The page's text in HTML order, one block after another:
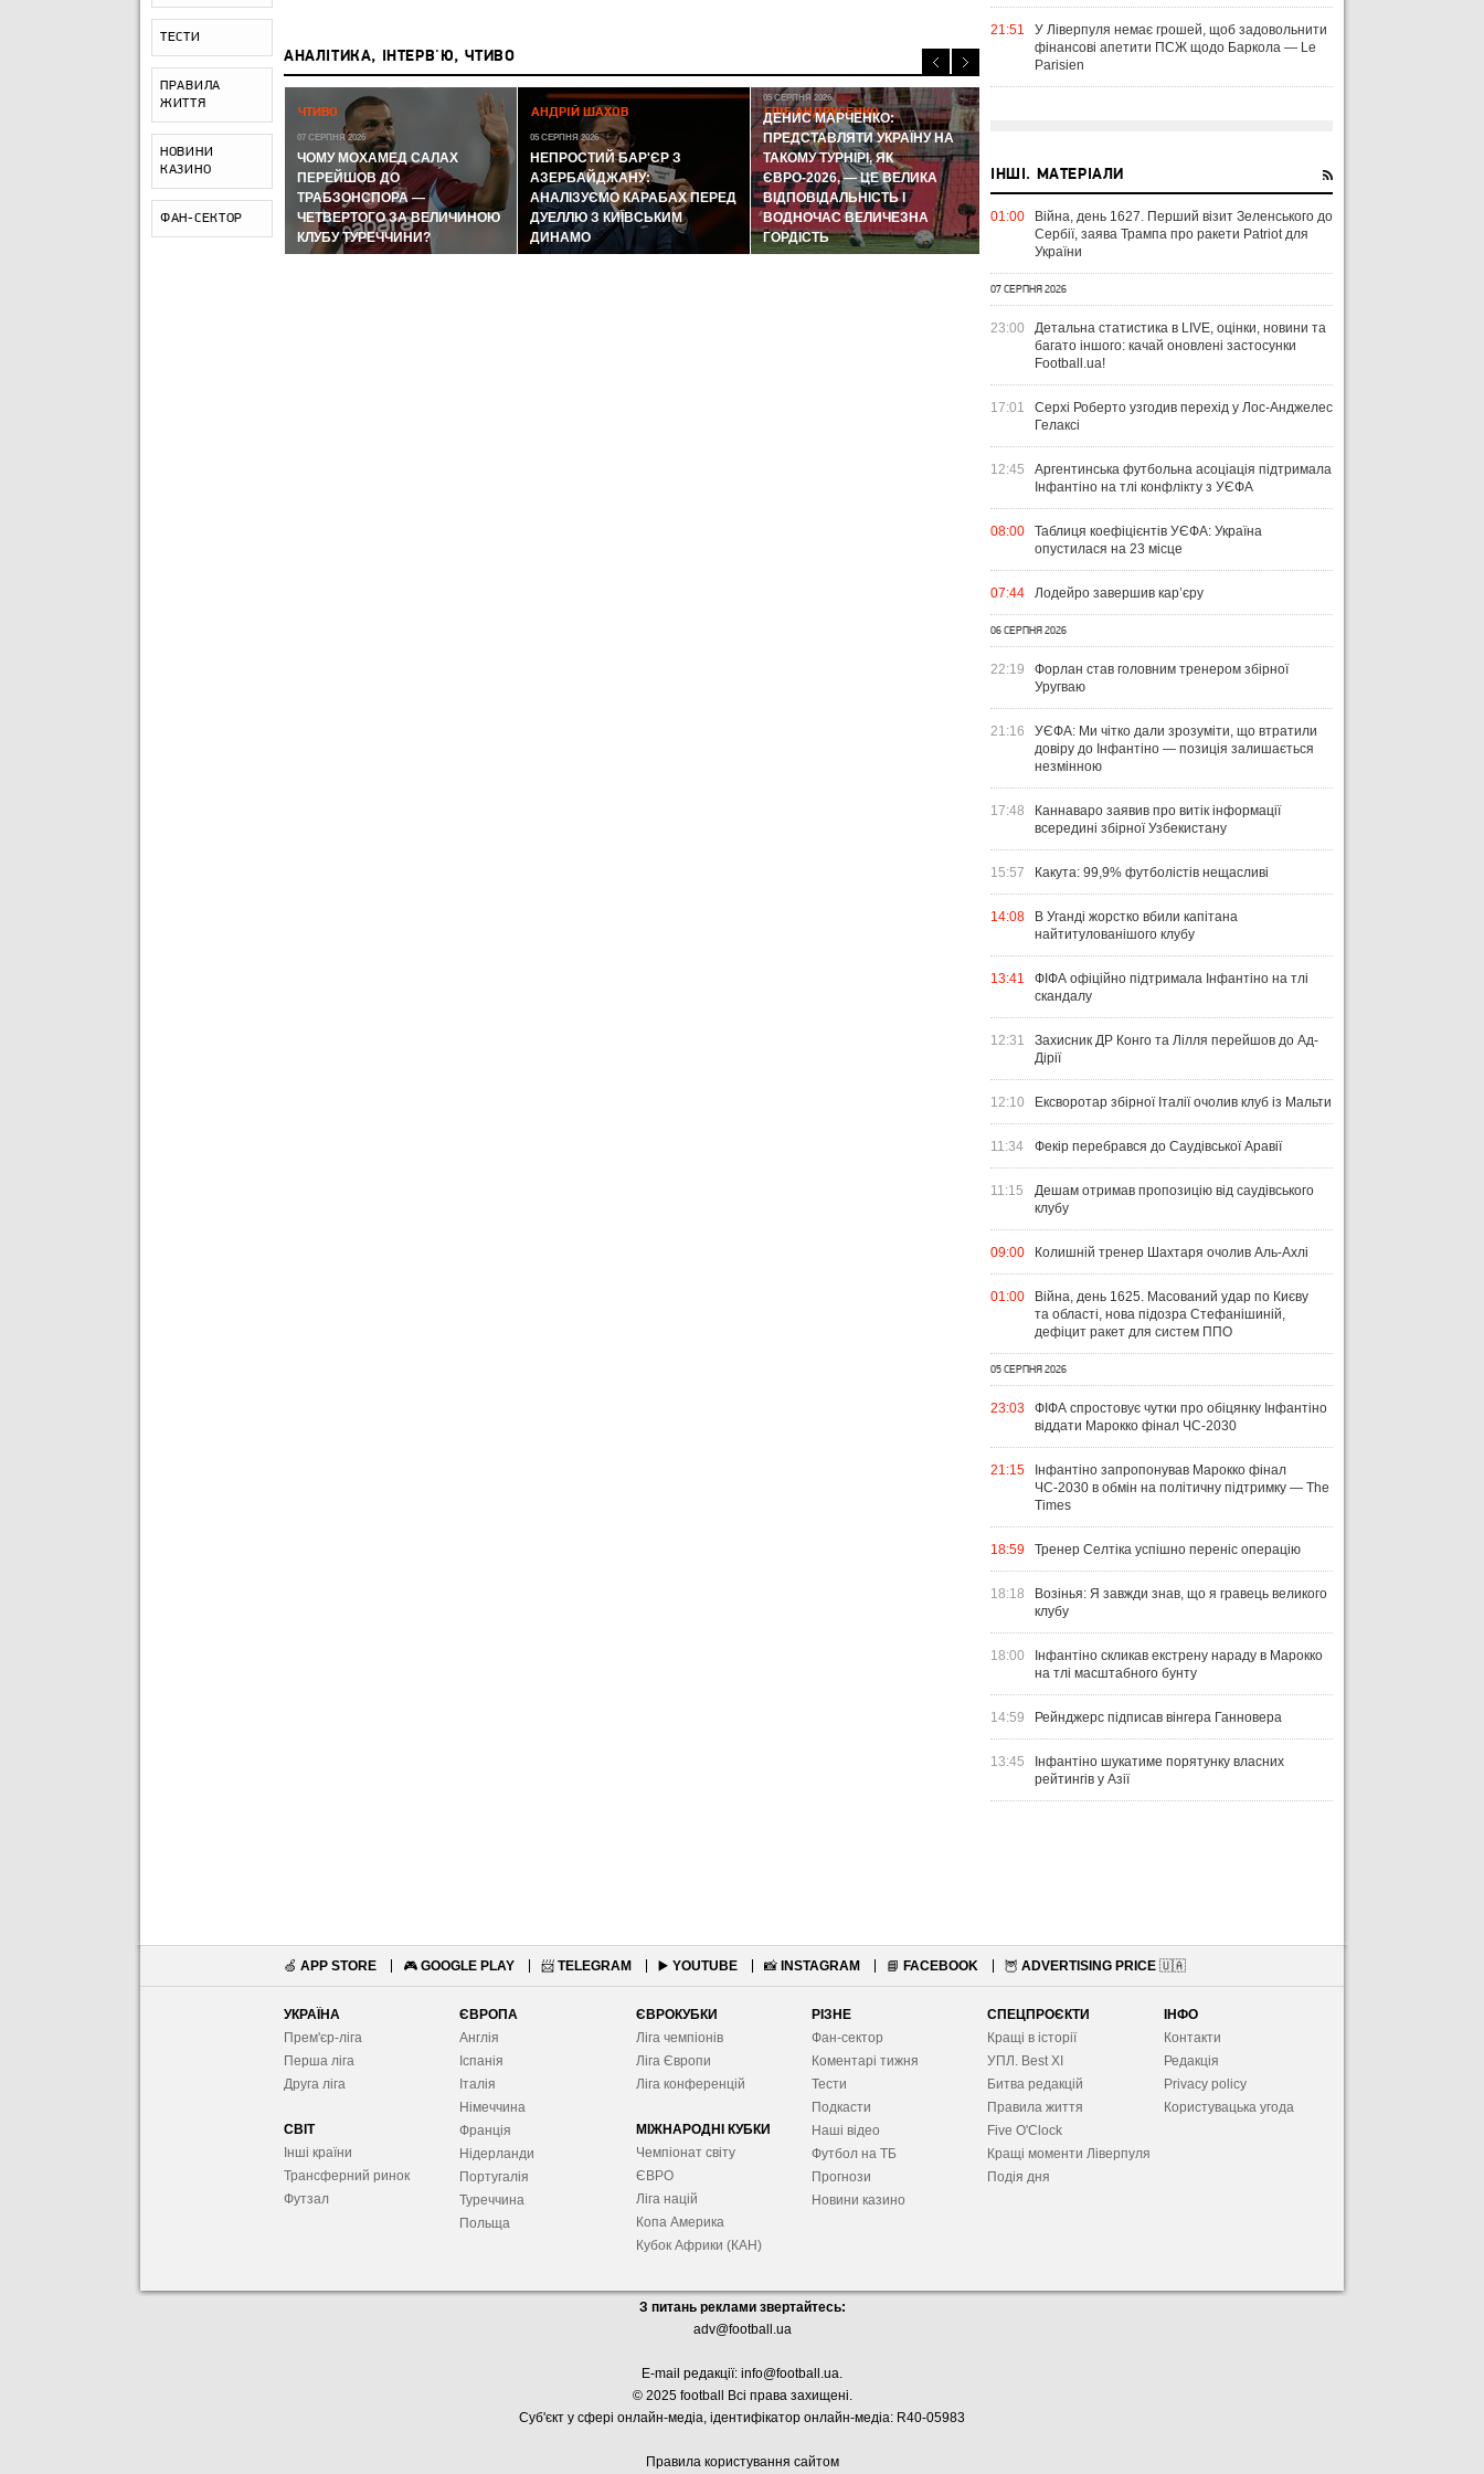
ТЕСТИ
ПРАВИЛА
ЖИТТЯ
НОВИНИ
КАЗИНО
ФАН-СЕКТОР
АНАЛІТИКА, ІНТЕРВ'Ю, ЧТИВО
МЕРІНО І FIFA ЗНОВ ЦЕ
ЗРОБИЛИ ТА УКЛАДКА ВІД
ВІТСЕЛЯ: НАЙГАРЯЧІШІ
МОМЕНТИ ДНЯ
ЧТИВО
07 СЕРПНЯ 2026
ЧОМУ МОХАМЕД САЛАХ
ПЕРЕЙШОВ ДО
ТРАБЗОНСПОРА —
ЧЕТВЕРТОГО ЗА ВЕЛИЧИНОЮ
КЛУБУ ТУРЕЧЧИНИ?
АНДРІЙ ШАХОВ
05 СЕРПНЯ 2026
НЕПРОСТИЙ БАР'ЄР З
АЗЕРБАЙДЖАНУ:
АНАЛІЗУЄМО КАРАБАХ ПЕРЕД
ДУЕЛЛЮ З КИЇВСЬКИМ
ДИНАМО
ГЛІБ АНДРУСЕНКО
05 СЕРПНЯ 2026
ДЕНИС МАРЧЕНКО:
ПРЕДСТАВЛЯТИ УКРАЇНУ НА
ТАКОМУ ТУРНІРІ, ЯК
ЄВРО-2026, — ЦЕ ВЕЛИКА
ВІДПОВІДАЛЬНІСТЬ І
ВОДНОЧАС ВЕЛИЧЕЗНА
ГОРДІСТЬ
ТУРІ ЕКСТРАКЛЯСИ: МАЦЕНКО
ПЕРЕМАГАЄ, РОМАНЧУК
ТРИМАЄ РІВЕНЬ, ЛЕХІЯ ЗНОВУ
БЕЗ ОЧОК
31 ЛИПНЯ 2026
УПЛ-2026/27. ПРЕДСТАВЛЕННЯ
КОМАНД
21:51
У Ліверпуля немає грошей, щоб задовольнити
фінансові апетити ПСЖ щодо Баркола — Le
Parisien
ІНШІ. МАТЕРІАЛИ
01:00
Війна, день 1627. Перший візит Зеленського до
Сербії, заява Трампа про ракети Patriot для
України
07 СЕРПНЯ 2026
23:00
Детальна статистика в LIVE, оцінки, новини та
багато іншого: качай оновлені застосунки
Football.ua!
17:01
Серхі Роберто узгодив перехід у Лос-Анджелес
Гелаксі
12:45
Аргентинська футбольна асоціація підтримала
Інфантіно на тлі конфлікту з УЄФА
08:00
Таблиця коефіцієнтів УЄФА: Україна
опустилася на 23 місце
07:44 Лодейро завершив кар’єру
06 СЕРПНЯ 2026
22:19
Форлан став головним тренером збірної
Уругваю
21:16
УЄФА: Ми чітко дали зрозуміти, що втратили
довіру до Інфантіно — позиція залишається
незмінною
17:48
Каннаваро заявив про витік інформації
всередині збірної Узбекистану
15:57 Какута: 99,9% футболістів нещасливі
14:08
В Уганді жорстко вбили капітана
найтитулованішого клубу
13:41
ФІФА офіційно підтримала Інфантіно на тлі
скандалу
12:31
Захисник ДР Конго та Лілля перейшов до Ад-
Дірії
12:10 Ексворотар збірної Італії очолив клуб із Мальти
11:34 Фекір перебрався до Саудівської Аравії
11:15
Дешам отримав пропозицію від саудівського
клубу
09:00 Колишній тренер Шахтаря очолив Аль-Ахлі
01:00
Війна, день 1625. Масований удар по Києву
та області, нова підозра Стефанішиній,
дефіцит ракет для систем ППО
05 СЕРПНЯ 2026
23:03
ФІФА спростовує чутки про обіцянку Інфантіно
віддати Марокко фінал ЧС-2030
21:15
Інфантіно запропонував Марокко фінал
ЧС-2030 в обмін на політичну підтримку — The
Times
18:59 Тренер Селтіка успішно переніс операцію
18:18
Возінья: Я завжди знав, що я гравець великого
клубу
18:00
Інфантіно скликав екстрену нараду в Марокко
на тлі масштабного бунту
14:59 Рейнджерс підписав вінгера Ганновера
13:45
Інфантіно шукатиме порятунку власних
рейтингів у Азії
🍏 APP STORE 🎮 GOOGLE PLAY 📨 TELEGRAM ▶️ YOUTUBE 📸 INSTAGRAM 📘 FACEBOOK 🦉 ADVERTISING PRICE 🇺🇦
УКРАЇНА
Прем'єр-ліга
Перша ліга
Друга ліга
СВІТ
Інші країни
Трансферний ринок
Футзал
ЄВРОПА
Англія
Іспанія
Італія
Німеччина
Франція
Нідерланди
Португалія
Туреччина
Польща
ЄВРОКУБКИ
Ліга чемпіонів
Ліга Європи
Ліга конференцій
МІЖНАРОДНІ КУБКИ
Чемпіонат світу
ЄВРО
Ліга націй
Копа Америка
Кубок Африки (КАН)
РІЗНЕ
Фан-сектор
Коментарі тижня
Тести
Подкасти
Наші відео
Футбол на ТБ
Прогнози
Новини казино
СПЕЦПРОЄКТИ
Кращі в історії
УПЛ. Best XІ
Битва редакцій
Правила життя
Five O'Clock
Кращі моменти Ліверпуля
Подія дня
ІНФО
Контакти
Редакція
Privacy policy
Користувацька угода
З питань реклами звертайтесь:
adv@football.ua
E-mail редакції: info@football.ua.
© 2025 football Всі права захищені.
Суб'єкт у сфері онлайн-медіа, ідентифікатор онлайн-медіа: R40-05983
Правила користування сайтом